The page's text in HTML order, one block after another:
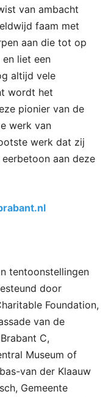
van ambacht
faam met
aan die tot op
liet een
altijd vele
wordt het
pionier van de
werk van
werk dat zij
aan deze
tentoonstellingen
door
Foundation,
van de
C,
Museum of
van der Klaauw
Gemeente